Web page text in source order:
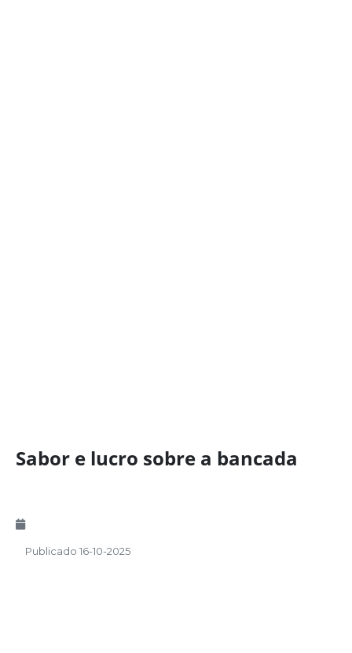
Sabor e lucro sobre a bancada
Publicado 16-10-2025